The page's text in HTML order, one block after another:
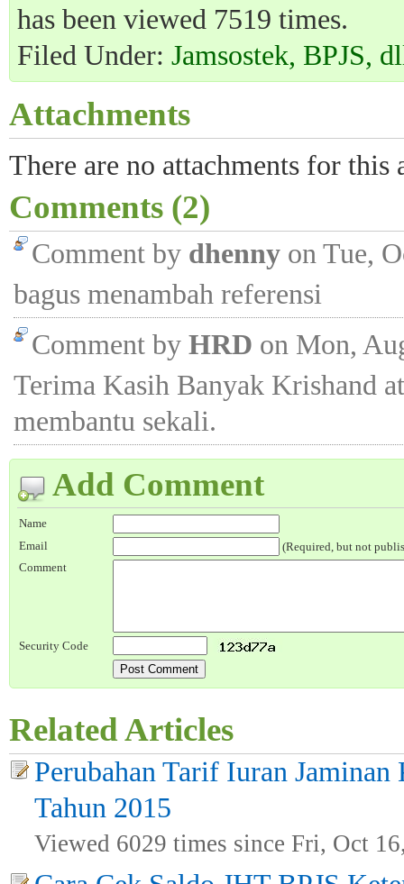
has been viewed 7519 times.
Filed Under: Jamsostek, BPJS,
Attachments
There are no attachments for this
Comments (2)
Comment by dhenny on Tue,
bagus menambah referensi
Comment by HRD on Mon,
Terima Kasih Banyak Krishand
membantu sekali.
Add Comment
Name
Email
(Required, but not
Comment
Security Code
Related Articles
Perubahan Tarif Iuran
Tahun 2015
Viewed 6029 times since Fri, Oct